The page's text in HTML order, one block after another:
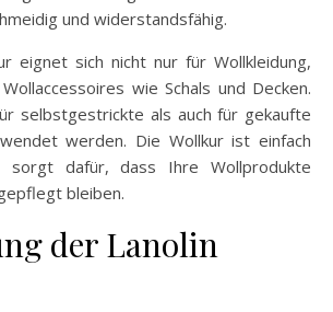
und widerstandsfähig.
eignet sich nicht nur für Wollkleidung,
wie Schals und Decken.
selbstgestrickte als auch für gekaufte
werden. Die Wollkur ist einfach
sorgt dafür, dass Ihre Wollprodukte
bleiben.
der Lanolin